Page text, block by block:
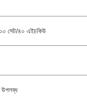
সেট/৪০ এইচকিউ
উপলব্ধ